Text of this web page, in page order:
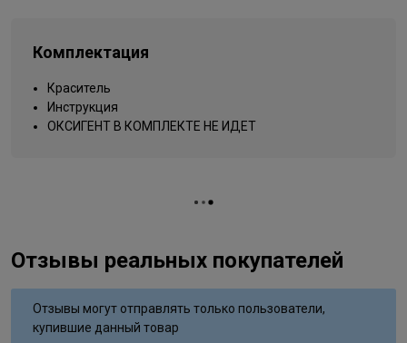
Вид деятельности
Комплектация
Краситель
Инструкция
ОКСИГЕНТ В КОМПЛЕКТЕ НЕ ИДЕТ
Отзывы реальных покупателей
Отзывы могут отправлять только пользователи,
купившие данный товар